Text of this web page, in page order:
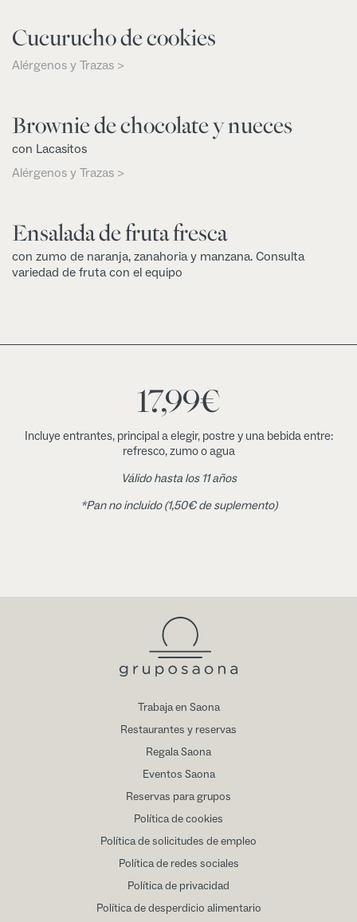
Cucurucho de cookies
Alérgenos y Trazas >
Brownie de chocolate y nueces
con Lacasitos
Alérgenos y Trazas >
Ensalada de fruta fresca
con zumo de naranja, zanahoria y manzana. Consulta
variedad de fruta con el equipo
17,99€
Incluye entrantes, principal a elegir, postre y una bebida entre:
refresco, zumo o agua
Válido hasta los 11 años
*Pan no incluido (1,50€ de suplemento)
Trabaja en Saona
Restaurantes y reservas
Regala Saona
Eventos Saona
Reservas para grupos
Política de cookies
Política de solicitudes de empleo
Política de redes sociales
Política de privacidad
Política de desperdicio alimentario